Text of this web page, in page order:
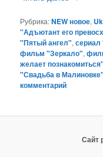
Рубрика:NEW новое,
"Адъютант его
"Пятый ангел",сериал
фильм "Зеркало",
желает познакомиться"
"Свадьба в Малиновке"
комментарий
Сайт